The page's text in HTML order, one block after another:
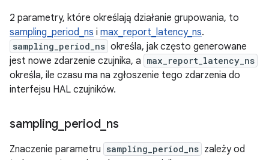
2 parametry, które określają działanie grupowania, to
sampling_period_ns i max_report_latency_ns.
sampling_period_ns określa, jak często generowane
jest nowe zdarzenie czujnika, a max_report_latency_ns
określa, ile czasu ma na zgłoszenie tego zdarzenia do
interfejsu HAL czujników.
sampling period_ ns
Znaczenie parametru sampling_period_ns zależy od